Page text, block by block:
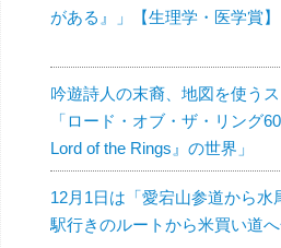
がある』」【生理学・医学賞】
吟遊詩人の末裔、地図を使う
「ロード・オブ・ザ・リング
Lord of the Rings』の世界」
12月1日は「愛宕山参道から
駅行きのルートから米買い道